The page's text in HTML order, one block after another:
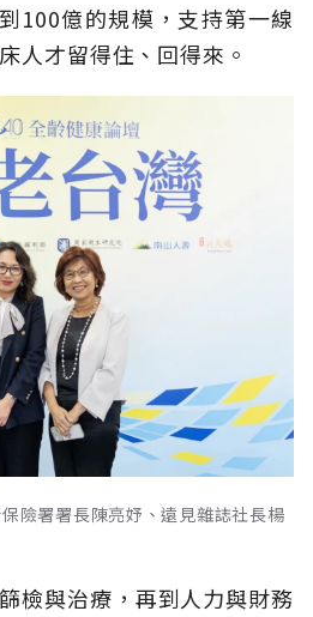
100億的規模，支持第一線
人才留得住、回得來。
險署署長陳亮妤、遠見雜誌社長楊
檢與治療，再到人力與財務